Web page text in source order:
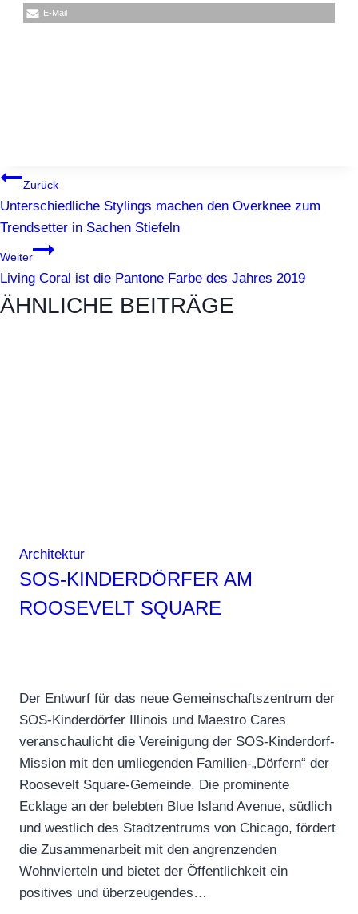
E-Mail
BEITRAGSNAVIGATION
Zurück
Unterschiedliche Stylings machen den Overknee zum
Trendsetter in Sachen Stiefeln
Weiter
Living Coral ist die Pantone Farbe des Jahres 2019
ÄHNLICHE BEITRÄGE
Architektur
SOS-KINDERDÖRFER AM
ROOSEVELT SQUARE
Der Entwurf für das neue Gemeinschaftszentrum der
SOS-Kinderdörfer Illinois und Maestro Cares
veranschaulicht die Vereinigung der SOS-Kinderdorf-
Mission mit den umliegenden Familien-„Dörfern“ der
Roosevelt Square-Gemeinde. Die prominente
Ecklage an der belebten Blue Island Avenue, südlich
und westlich des Stadtzentrums von Chicago, fördert
die Zusammenarbeit mit den angrenzenden
Wohnvierteln und bietet der Öffentlichkeit ein
positives und überzeugendes…